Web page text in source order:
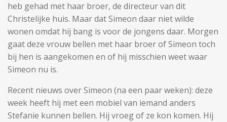
heb gehad met haar broer, de directeur van dit
Christelijke huis. Maar dat Simeon daar niet wilde
wonen omdat hij bang is voor de jongens daar. Morgen
gaat deze vrouw bellen met haar broer of Simeon toch
bij hen is aangekomen en of hij misschien weet waar
Simeon nu is.
Recent nieuws over Simeon (na een paar weken): deze
week heeft hij met een mobiel van iemand anders
Stefanie kunnen bellen. Hij vroeg of ze kon komen. Hij